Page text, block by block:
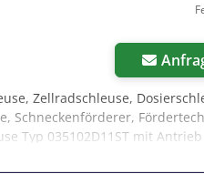
Zellradschleuse,
Schneckenförderer,
Typ 035102D11ST mit Antrieb
U/min Credpfx Acel A Azksbef